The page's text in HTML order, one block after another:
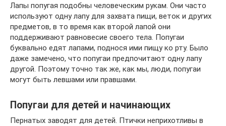
Лапы попугая подобны человеческим рукам. Они часто
используют одну лапу для захвата пищи, веток и других
предметов, в то время как второй лапой они
поддерживают равновесие своего тела. Попугаи
буквально едят лапами, поднося ими пищу ко рту. Было
даже замечено, что попугаи предпочитают одну лапу
другой. Поэтому точно так же, как мы, люди, попугаи
могут быть левшами или правшами.
Попугаи для детей и начинающих
Пернатых заводят для детей. Птички неприхотливы в